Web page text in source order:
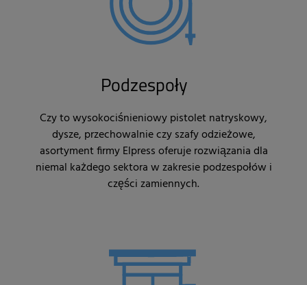
Podzespoły
Czy to wysokociśnieniowy pistolet natryskowy,
dysze, przechowalnie czy szafy odzieżowe,
asortyment firmy Elpress oferuje rozwiązania dla
niemal każdego sektora w zakresie podzespołów i
części zamiennych.